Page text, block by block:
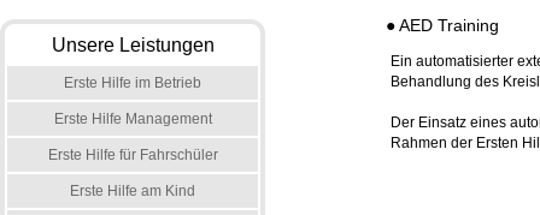
Erste Hilfe im Betrieb
Erste Hilfe Management
Erste Hilfe für Fahrschüler
Erste Hilfe am Kind
Unsere Leistungen
● AED Training
Ein automatisierter
Behandlung des
Der Einsatz eines
Rahmen der Ersten